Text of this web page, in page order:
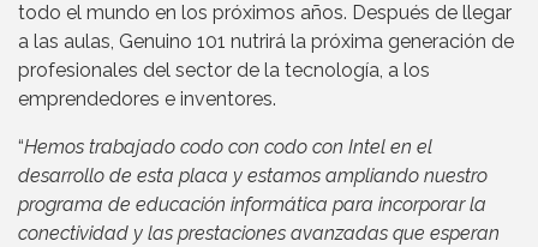
todo el mundo en los próximos años. Después de llegar
a las aulas, Genuino 101 nutrirá la próxima generación de
profesionales del sector de la tecnología, a los
emprendedores e inventores.
“Hemos trabajado codo con codo con Intel en el
desarrollo de esta placa y estamos ampliando nuestro
programa de educación informática para incorporar la
conectividad y las prestaciones avanzadas que esperan